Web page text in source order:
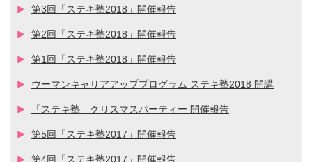
第3回「ステキ塾2018」開催報告
第2回「ステキ塾2018」開催報告
第1回「ステキ塾2018」開催報告
ウーマンキャリアアッププログラム ステキ塾2018 開講
「ステキ塾」クリスマスパーティー 開催報告
第5回「ステキ塾2017」開催報告
第4回「ステキ塾2017」開催報告